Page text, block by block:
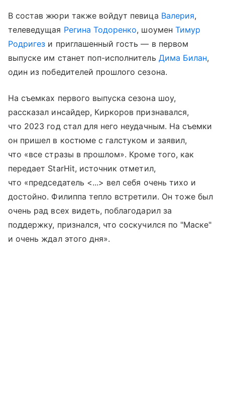
В состав жюри также войдут певица Валерия,
телеведущая Регина Тодоренко, шоумен Тимур
Родригез и приглашенный гость — в первом
выпуске им станет поп-исполнитель Дима Билан,
один из победителей прошлого сезона.
На съемках первого выпуска сезона шоу,
рассказал инсайдер, Киркоров признавался,
что 2023 год стал для него неудачным. На съемки
он пришел в костюме с галстуком и заявил,
что «все стразы в прошлом». Кроме того, как
передает StarHit, источник отметил,
что «председатель <...> вел себя очень тихо и
достойно. Филиппа тепло встретили. Он тоже был
очень рад всех видеть, поблагодарил за
поддержку, признался, что соскучился по "Маске"
и очень ждал этого дня».